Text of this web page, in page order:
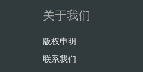
关于我们
版权申明
联系我们